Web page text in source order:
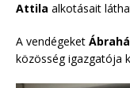
Attila alkotásait
A vendégeket
közösség igazgatója